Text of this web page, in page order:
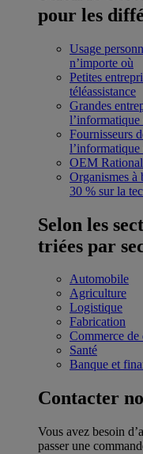
pour les
Usage
n’importe où
Petites
téléassistance
Grandes
l’informatique
Fournisseurs
l’informatique
OEM
Organismes à
30 % sur la
Selon les
triées par
Automobile
Agriculture
Logistique
Fabrication
Commerce de
Santé
Banque et
Contacter
Vous avez besoin
passer une